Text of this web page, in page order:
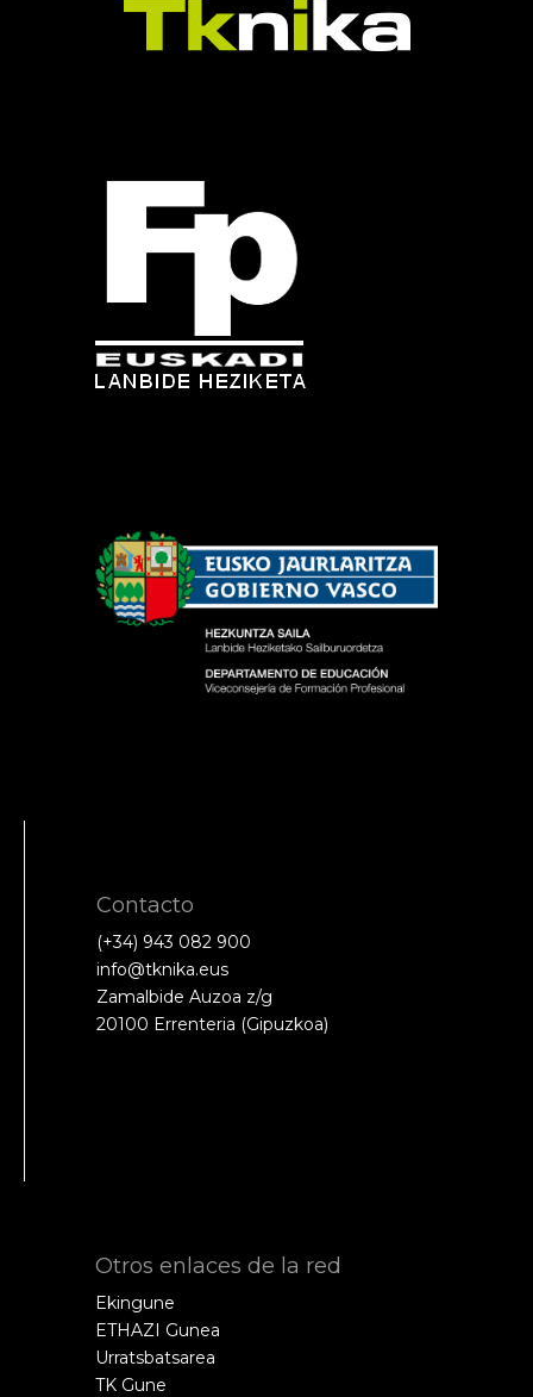
Contacto
(+34) 943 082 900
info@tknika.eus
Zamalbide Auzoa z/g
20100 Errenteria (Gipuzkoa)
Otros enlaces de la red
Ekingune
ETHAZI Gunea
Urratsbatsarea
TK Gune